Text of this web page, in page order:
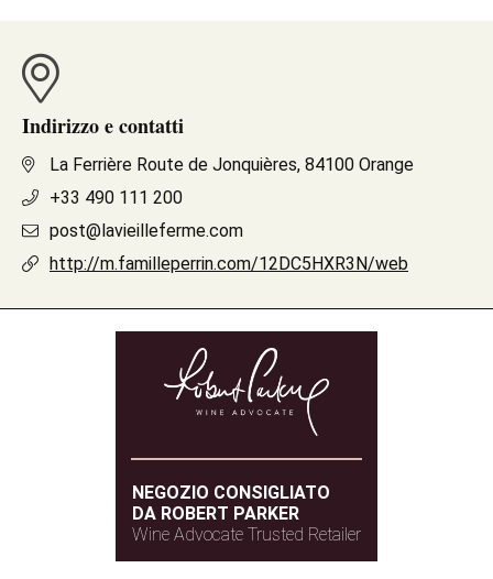
Indirizzo e contatti
La Ferrière Route de Jonquières, 84100 Orange
+33 490 111 200
post@lavieilleferme.com
http://m.familleperrin.com/12DC5HXR3N/web
NEGOZIO CONSIGLIATO
DA ROBERT PARKER
Wine Advocate Trusted Retailer